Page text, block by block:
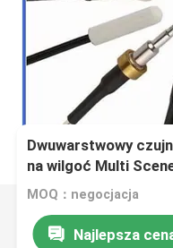
Dwuwarstwowy
na wilgoć Multi
MOQ：negocjacja
Najlepsza